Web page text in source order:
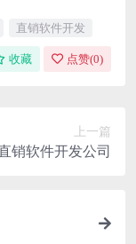
直销软件开发
收藏 点赞(0)
上一篇
销软件开发公司